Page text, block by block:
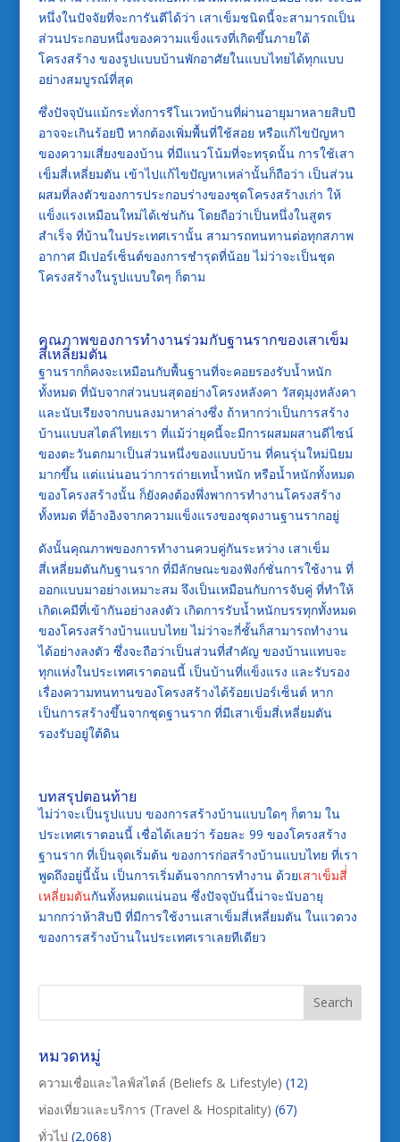
หนึ่งในปัจจัยที่จะการันตีได้ว่า เสาเข็มชนิดนี้จะสามารถเป็น
ส่วนประกอบหนึ่งของความแข็งแรงที่เกิดขึ้นภายใต้
โครงสร้าง ของรูปแบบบ้านพักอาศัยในแบบไทยได้ทุกแบบ
อย่างสมบูรณ์ที่สุด
ซึ่งปัจจุบันแม้กระทั่งการรีโนเวทบ้านที่ผ่านอายุมาหลายสิบปี
อาจจะเกินร้อยปี หากต้องเพิ่มพื้นที่ใช้สอย หรือแก้ไขปัญหา
ของความเสี่ยงของบ้าน ที่มีแนวโน้มที่จะทรุดนั้น การใช้เสา
เข็มสี่เหลี่ยมตัน เข้าไปแก้ไขปัญหาเหล่านั้นก็ถือว่า เป็นส่วน
ผสมที่ลงตัวของการประกอบร่างของชุดโครงสร้างเก่า ให้
แข็งแรงเหมือนใหม่ได้เช่นกัน โดยถือว่าเป็นหนึ่งในสูตร
สำเร็จ ที่บ้านในประเทศเรานั้น สามารถทนทานต่อทุกสภาพ
อากาศ มีเปอร์เซ็นต์ของการชำรุดที่น้อย ไม่ว่าจะเป็นชุด
โครงสร้างในรูปแบบใดๆ ก็ตาม
คุณภาพของการทำงานร่วมกับฐานรากของเสาเข็ม
สี่เหลี่ยมตัน
ฐานรากก็คงจะเหมือนกับพื้นฐานที่จะคอยรองรับน้ำหนัก
ทั้งหมด ที่นับจากส่วนบนสุดอย่างโครงหลังคา วัสดุมุงหลังคา
และนับเรียงจากบนลงมาหาล่างซึ่ง ถ้าหากว่าเป็นการสร้าง
บ้านแบบสไตล์ไทยเรา ที่แม้ว่ายุคนี้จะมีการผสมผสานดีไซน์
ของตะวันตกมาเป็นส่วนหนึ่งของแบบบ้าน ที่คนรุ่นใหม่นิยม
มากขึ้น แต่แน่นอนว่าการถ่ายเทน้ำหนัก หรือน้ำหนักทั้งหมด
ของโครงสร้างนั้น ก็ยังคงต้องพึ่งพาการทำงานโครงสร้าง
ทั้งหมด ที่อ้างอิงจากความแข็งแรงของชุดงานฐานรากอยู่
ดังนั้นคุณภาพของการทำงานควบคู่กันระหว่าง เสาเข็ม
สี่เหลี่ยมตันกับฐานราก ที่มีลักษณะของฟังก์ชั่นการใช้งาน ที่
ออกแบบมาอย่างเหมาะสม จึงเป็นเหมือนกับการจับคู่ ที่ทำให้
เกิดเคมีที่เข้ากันอย่างลงตัว เกิดการรับน้ำหนักบรรทุกทั้งหมด
ของโครงสร้างบ้านแบบไทย ไม่ว่าจะกี่ชั้นก็สามารถทำงาน
ได้อย่างลงตัว ซึ่งจะถือว่าเป็นส่วนที่สำคัญ ของบ้านแทบจะ
ทุกแห่งในประเทศเราตอนนี้ เป็นบ้านที่แข็งแรง และรับรอง
เรื่องความทนทานของโครงสร้างได้ร้อยเปอร์เซ็นต์ หาก
เป็นการสร้างขึ้นจากชุดฐานราก ที่มีเสาเข็มสี่เหลี่ยมตัน
รองรับอยู่ใต้ดิน
บทสรุปตอนท้าย
ไม่ว่าจะเป็นรูปแบบ ของการสร้างบ้านแบบใดๆ ก็ตาม ใน
ประเทศเราตอนนี้ เชื่อได้เลยว่า ร้อยละ 99 ของโครงสร้าง
ฐานราก ที่เป็นจุดเริ่มต้น ของการก่อสร้างบ้านแบบไทย ที่เรา
พูดถึงอยู่นี้นั้น เป็นการเริ่มต้นจากการทำงาน ด้วยเสาเข็มสี่่
เหลี่ยมตันกันทั้งหมดแน่นอน ซึ่งปัจจุบันนี้น่าจะนับอายุ
มากกว่าห้าสิบปี ที่มีการใช้งานเสาเข็มสี่เหลี่ยมตัน ในแวดวง
ของการสร้างบ้านในประเทศเราเลยทีเดียว
หมวดหมู่
ความเชื่อและไลฟ์สไตล์ (Beliefs & Lifestyle) (12)
ท่องเที่ยวและบริการ (Travel & Hospitality) (67)
ทั่วไป (2,068)